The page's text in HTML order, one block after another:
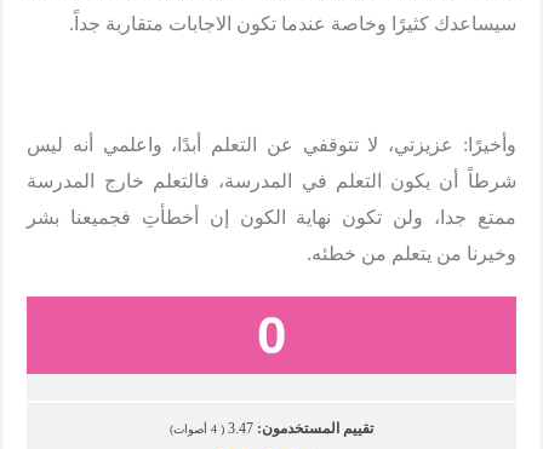
سيساعدك كثيرًا وخاصة عندما تكون الاجابات متقاربة جداً.
وأخيرًا: عزيزتي، لا تتوقفي عن التعلم أبدًا، واعلمي أنه ليس
شرطاً أن يكون التعلم في المدرسة، فالتعلم خارج المدرسة
ممتع جدا، ولن تكون نهاية الكون إن أخطأتِ فجميعنا بشر
وخيرنا من يتعلم من خطئه.
0
تقييم المستخدمون: 3.47
(
4 أصوات)